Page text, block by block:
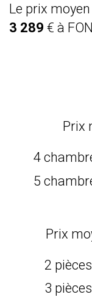
Le prix
3 289 € à
Prix
4
5
Prix
2
3